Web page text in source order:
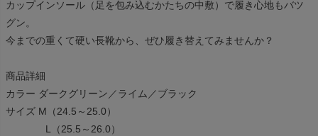
カップインソール（足を包み込むかたちの中敷）で履き心地もバツ
グン。
今までの重くて硬い長靴から、ぜひ履き替えてみませんか？
商品詳細
カラー ダークグリーン／ライム／ブラック
サイズ M（24.5～25.0）
L（25.5～26.0）